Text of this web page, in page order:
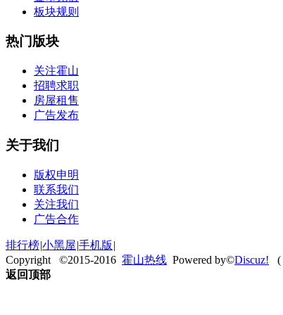
板块规则
热门版块
关注霍山
招聘求职
房屋租售
广告发布
关于我们
版权申明
联系我们
关注我们
广告合作
排行榜|小黑屋|手机版 |
Copyright ©2015-2016 霍山热线 Powered by©Discuz! (
返回顶部